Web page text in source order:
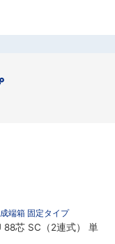
端箱 固定タイプ
88芯 SC（2連式） 単